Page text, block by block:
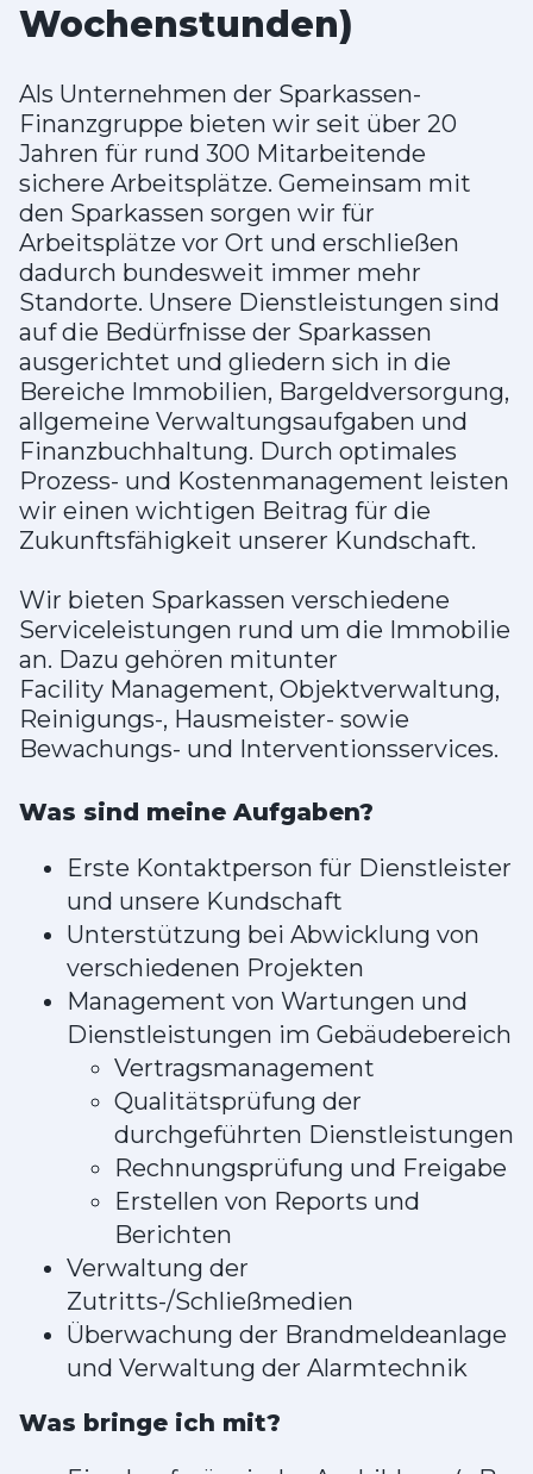
Wochenstunden)
Als Unternehmen der Sparkassen-
Finanzgruppe bieten wir seit über 20
Jahren für rund 300 Mitarbeitende
sichere Arbeitsplätze. Gemeinsam mit
den Sparkassen sorgen wir für
Arbeitsplätze vor Ort und erschließen
dadurch bundesweit immer mehr
Standorte. Unsere Dienstleistungen sind
auf die Bedürfnisse der Sparkassen
ausgerichtet und gliedern sich in die
Bereiche Immobilien, Bargeldversorgung,
allgemeine Verwaltungsaufgaben und
Finanzbuchhaltung. Durch optimales
Prozess- und Kostenmanagement leisten
wir einen wichtigen Beitrag für die
Zukunftsfähigkeit unserer Kundschaft.
Wir bieten Sparkassen verschiedene
Serviceleistungen rund um die Immobilie
an. Dazu gehören mitunter
Facility Management, Objektverwaltung,
Reinigungs-, Hausmeister- sowie
Bewachungs- und Interventionsservices.
Was sind meine Aufgaben?
Erste Kontaktperson für Dienstleister
und unsere Kundschaft
Unterstützung bei Abwicklung von
verschiedenen Projekten
Management von Wartungen und
Dienstleistungen im Gebäudebereich
Vertragsmanagement
Qualitätsprüfung der
durchgeführten Dienstleistungen
Rechnungsprüfung und Freigabe
Erstellen von Reports und
Berichten
Verwaltung der
Zutritts-/Schließmedien
Überwachung der Brandmeldeanlage
und Verwaltung der Alarmtechnik
Was bringe ich mit?